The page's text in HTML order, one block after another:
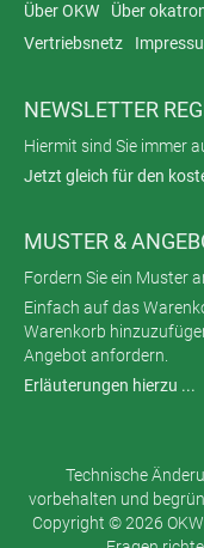
Über OKW
Über
Vertriebsnetz
NEWSLETTER
Hiermit sind Sie immer
Jetzt gleich für den
MUSTER &
Fordern Sie ein Muster
Einfach auf das
Warenkorb
Angebot anfordern.
Erläuterungen hierzu ...
Technische
vorbehalten und
Copyright © 2026